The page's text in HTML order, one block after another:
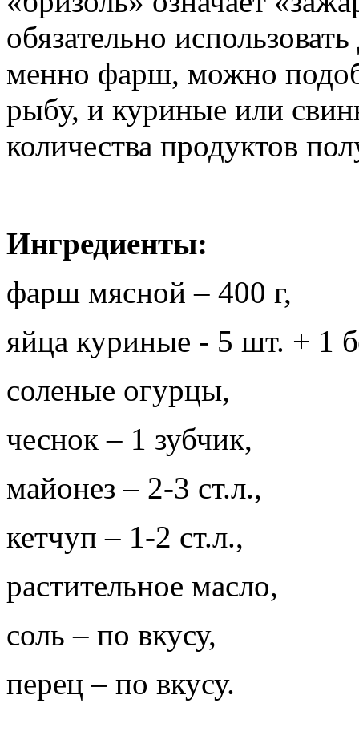
обязательно
менно фарш, можно
рыбу, и куриные или
количества продуктов
Ингредиенты:
фарш мясной – 400 г,
яйца куриные - 5 шт. + 1
соленые огурцы,
чеснок – 1 зубчик,
майонез – 2-3 ст.л.,
кетчуп – 1-2 ст.л.,
растительное масло,
соль – по вкусу,
перец – по вкусу.